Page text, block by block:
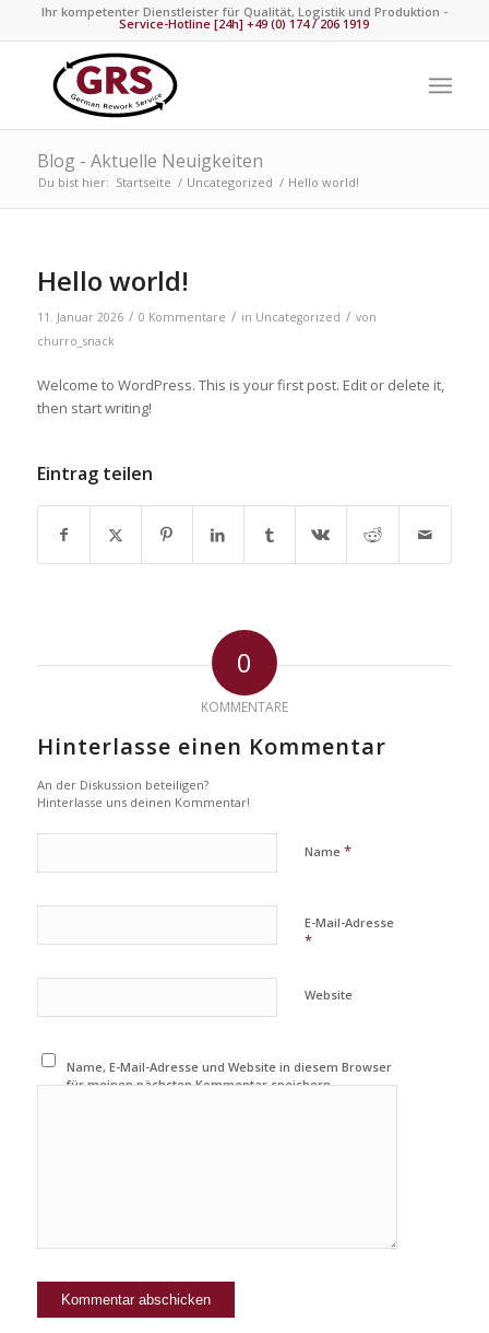
Ihr kompetenter Dienstleister für Qualität, Logistik und Produktion -
Service-Hotline [24h] +49 (0) 174 / 206 1919
Blog - Aktuelle Neuigkeiten
Du bist hier: Startseite / Uncategorized / Hello world!
Hello world!
11. Januar 2026 / 0 Kommentare / in Uncategorized / von
churro_snack
Welcome to WordPress. This is your first post. Edit or delete it,
then start writing!
Eintrag teilen
0
KOMMENTARE
Hinterlasse einen Kommentar
An der Diskussion beteiligen?
Hinterlasse uns deinen Kommentar!
Name *
E-Mail-Adresse
*
Website
Name, E-Mail-Adresse und Website in diesem Browser
für meinen nächsten Kommentar speichern.